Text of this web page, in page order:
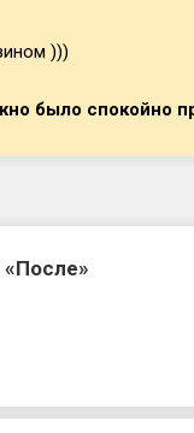
)))
было спокойно
«После»